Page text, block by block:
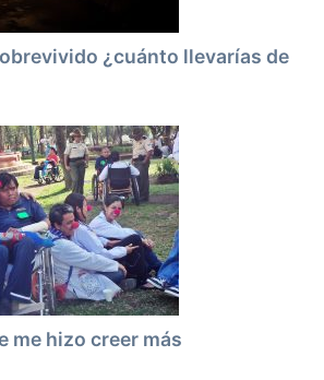
¿cuánto llevarías de
me hizo creer más